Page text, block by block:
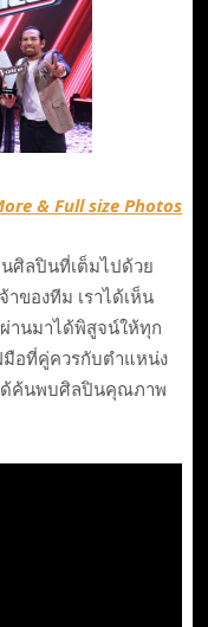
& Full size Photos
ศิลปินที่เต็มไปด้วย
ของทีม เราได้เห็น
านมาได้พิสูจน์ให้ทุก
มือที่คู่ควรกับตำแหน่ง
ด้ค้นพบศิลปินคุณภาพ